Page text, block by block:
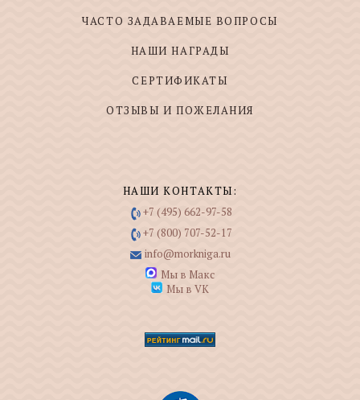
ЧАСТО ЗАДАВАЕМЫЕ ВОПРОСЫ
НАШИ НАГРАДЫ
СЕРТИФИКАТЫ
ОТЗЫВЫ И ПОЖЕЛАНИЯ
НАШИ КОНТАКТЫ:
+7 (495) 662-97-58
+7 (800) 707-52-17
info@morkniga.ru
Мы в Макс
Мы в VK